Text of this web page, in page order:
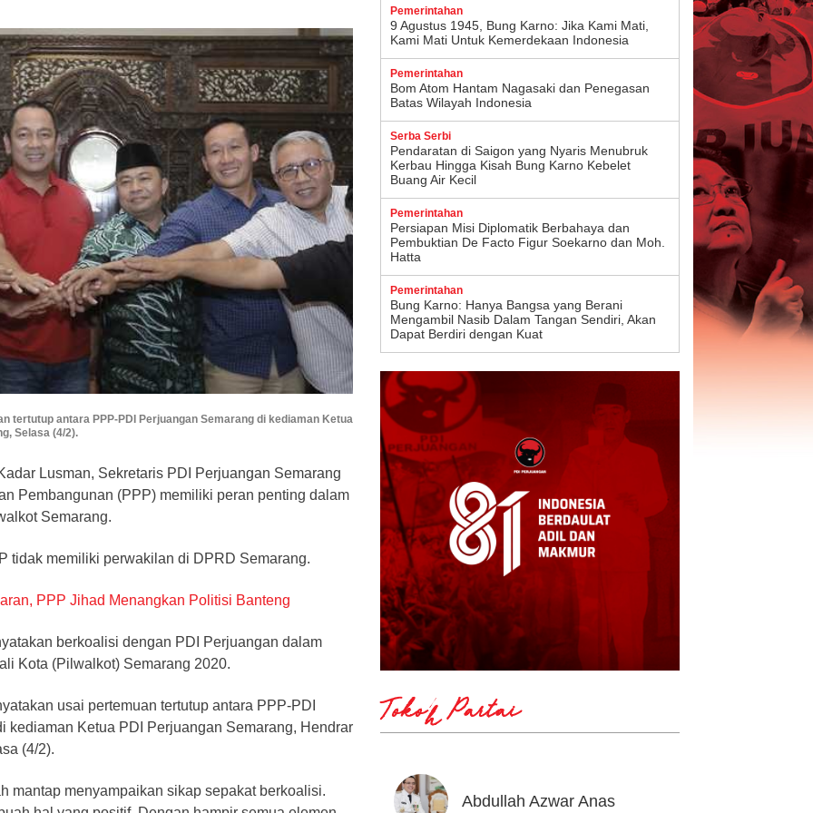
tertutup antara PPP-PDI Perjuangan Semarang di kediaman Ketua
Selasa (4/2).
Lusman, Sekretaris PDI Perjuangan Semarang
Pembangunan (PPP) memiliki peran penting dalam
Semarang.
tidak memiliki perwakilan di DPRD Semarang.
PPP Jihad Menangkan Politisi Banteng
berkoalisi dengan PDI Perjuangan dalam
Kota (Pilwalkot) Semarang 2020.
usai pertemuan tertutup antara PPP-PDI
kediaman Ketua PDI Perjuangan Semarang, Hendrar
(4/2).
mantap menyampaikan sikap sepakat berkoalisi.
Pemerintahan
9 Agustus 1945, Bung Karno: Jika Kami Mati,
Kami Mati Untuk Kemerdekaan Indonesia
Pemerintahan
Bom Atom Hantam Nagasaki dan Penegasan
Batas Wilayah Indonesia
Serba Serbi
Pendaratan di Saigon yang Nyaris Menubruk
Kerbau Hingga Kisah Bung Karno Kebelet
Buang Air Kecil
Pemerintahan
Persiapan Misi Diplomatik Berbahaya dan
Pembuktian De Facto Figur Soekarno dan Moh.
Hatta
Pemerintahan
Bung Karno: Hanya Bangsa yang Berani
Mengambil Nasib Dalam Tangan Sendiri, Akan
Dapat Berdiri dengan Kuat
Tokoh Partai
Abdullah Azwar Anas